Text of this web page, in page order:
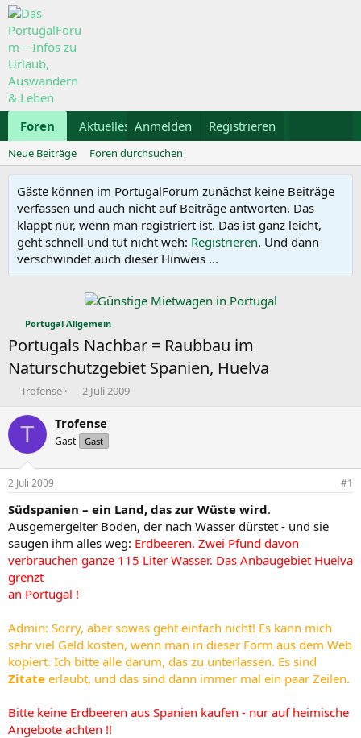
Foren Aktuelles Galerie Kalender
Anmelden Registrieren
Neue Beiträge Foren durchsuchen
Gäste können im PortugalForum zunächst keine Beiträge
verfassen und auch nicht auf Beiträge antworten. Das
klappt nur, wenn man registriert ist. Das ist ganz leicht,
geht schnell und tut nicht weh: Registrieren. Und dann
verschwindet auch dieser Hinweis ...
Portugal Allgemein
Portugals Nachbar = Raubbau im
Naturschutzgebiet Spanien, Huelva
E
s
t
e
r
Trofense
E
s
t
e
t
m
2 Juli 2009
T Trofense
Gast Gast
2 Juli 2009 #1
Südspanien – ein Land, das zur Wüste wird.
Ausgemergelter Boden, der nach Wasser dürstet - und sie
saugen ihm alles weg: Erdbeeren. Zwei Pfund davon
verbrauchen ganze 115 Liter Wasser. Das Anbaugebiet Huelva
grenzt
an Portugal !
Admin: Sorry, aber sowas geht einfach nicht! Es kann mich
sehr viel Geld kosten, wenn man in dieser Form aus dem Web
kopiert. Ich bitte alle darum, das zu unterlassen. Es sind
Zitate erlaubt, und das sind dann immer mal ein paar Zeilen.
Bitte keine Erdbeeren aus Spanien kaufen - nur auf heimische
Angebote achten !!